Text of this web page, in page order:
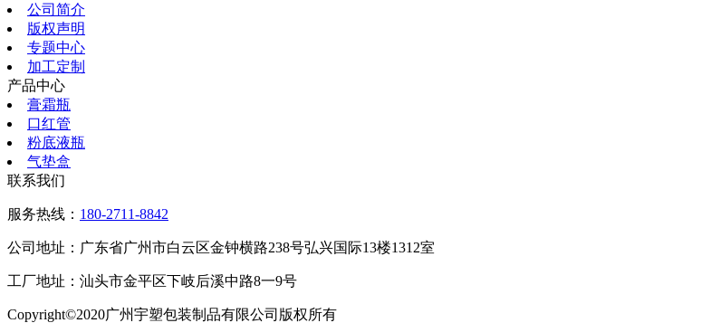
公司简介
版权声明
专题中心
加工定制
产品中心
膏霜瓶
口红管
粉底液瓶
气垫盒
联系我们
服务热线： 180-2711-8842
公司地址：广东省广州市白云区金钟横路238号弘兴国际13楼1312室
工厂地址：汕头市金平区下岐后溪中路8一9号
Copyright©2020广州宇塑包装制品有限公司版权所有